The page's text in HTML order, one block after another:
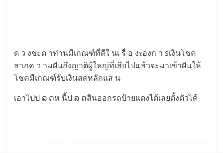
ด ว งชะต าท่านมีเกณฑ์ที่ดีใ นเ รื่ อ งɤองก า sเงินโชค
ลาภค ว ามฝันถึงญาติผู้ใหญ่ที่เสียไปແล้วจะมาเข้าฝันให้
โชคมีเกณฑ์รับเงินสดหลักแส น
เอาไปป ລ ດห นี้ป ລ ດสินออกรถป้ายแดงได้เลยตั้งตัวได้